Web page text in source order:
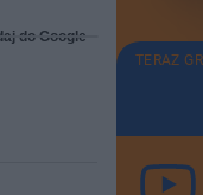
do Google
TERAZ